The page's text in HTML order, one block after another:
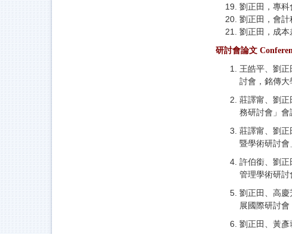
劉正田，專科
劉正田，會計
劉正田，成本
研討會論文
王皓平、劉正
討會，銘傳大
莊譯甯、劉正
務研討會」會
莊譯甯、劉正
暨學術研討會
許伯銜、劉正
管理學術研討
劉正田、高慶
展國際研討會
劉正田、黃彥